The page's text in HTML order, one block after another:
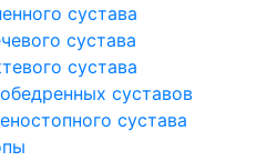
сустава
сустава
сустава
суставов
сустава